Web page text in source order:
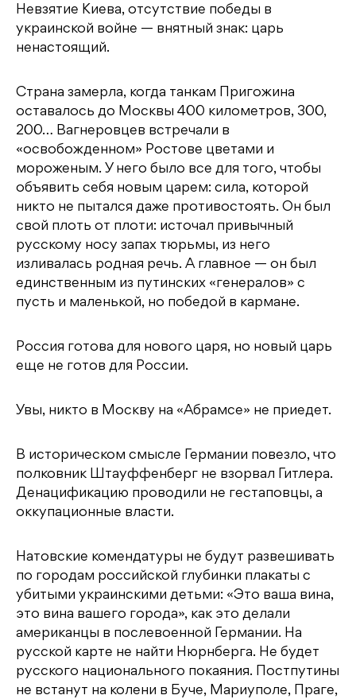
Невзятие Киева, отсутствие победы в
украинской войне — внятный знак: царь
ненастоящий.
Страна замерла, когда танкам Пригожина
оставалось до Москвы 400 километров, 300,
200… Вагнеровцев встречали в
«освобожденном» Ростове цветами и
мороженым. У него было все для того, чтобы
объявить себя новым царем: сила, которой
никто не пытался даже противостоять. Он был
свой плоть от плоти: источал привычный
русскому носу запах тюрьмы, из него
изливалась родная речь. А главное — он был
единственным из путинских «генералов» с
пусть и маленькой, но победой в кармане.
Россия готова для нового царя, но новый царь
еще не готов для России.
Увы, никто в Москву на «Абрамсе» не приедет.
В историческом смысле Германии повезло, что
полковник Штауффенберг не взорвал Гитлера.
Денацификацию проводили не гестаповцы, а
оккупационные власти.
Натовские комендатуры не будут развешивать
по городам российской глубинки плакаты с
убитыми украинскими детьми: «Это ваша вина,
это вина вашего города», как это делали
американцы в послевоенной Германии. На
русской карте не найти Нюрнберга. Не будет
русского национального покаяния. Постпутины
не встанут на колени в Буче, Мариуполе, Праге,